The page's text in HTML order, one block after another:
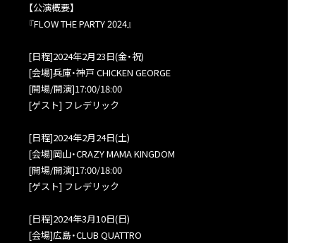
【公演概要】
『FLOW THE PARTY 2024』
[日程]2024年2月23日(金・祝)
[会場]兵庫・神戸 CHICKEN GEORGE
[開場/開演]17:00/18:00
[ゲスト] フレデリック
[日程]2024年2月24日(土)
[会場]岡山・CRAZY MAMA KINGDOM
[開場/開演]17:00/18:00
[ゲスト] フレデリック
[日程]2024年3月10日(日)
[会場]広島・CLUB QUATTRO